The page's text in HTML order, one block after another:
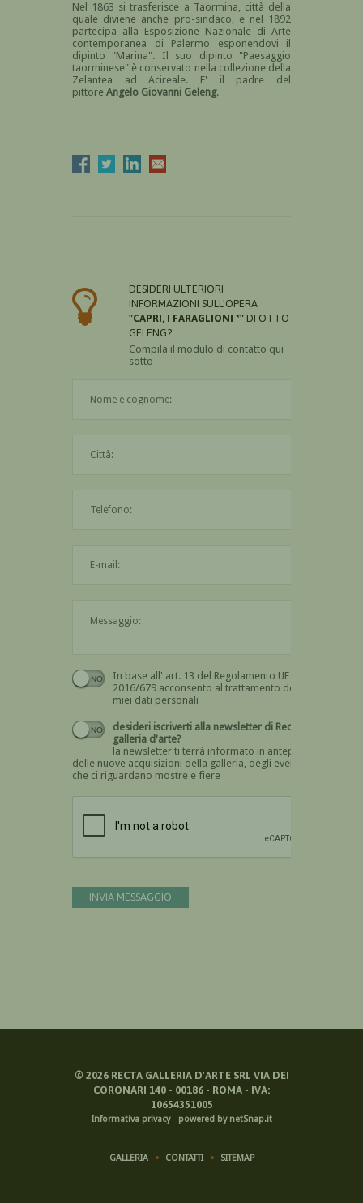
Nel 1863 si trasferisce a Taormina, città della
quale diviene anche pro-sindaco, e nel 1892
partecipa alla Esposizione Nazionale di Arte
contemporanea di Palermo esponendovi il
dipinto "Marina". Il suo dipinto "Paesaggio
taorminese" è conservato nella collezione della
Zelantea ad Acireale. E' il padre del
pittore Angelo Giovanni Geleng.
DESIDERI ULTERIORI
INFORMAZIONI SULL'OPERA
"CAPRI, I FARAGLIONI *" DI OTTO
GELENG?
Compila il modulo di contatto qui
sotto
In base all' art. 13 del Regolamento UE n.
2016/679 acconsento al trattamento dei
miei dati personali
Devi dare il consenso
desideri iscriverti alla newsletter di Recta
galleria d'arte?
la newsletter ti terrà informato in anteprima
delle nuove acquisizioni della galleria, degli eventi
che ci riguardano mostre e fiere
INVIA MESSAGGIO
© 2026RECTA GALLERIA D'ARTE SRL VIA DEI
CORONARI 140 - 00186 - ROMA - IVA:
10654351005
Informativa privacy- powered by netSnap.it
GALLERIA CONTATTI SITEMAP